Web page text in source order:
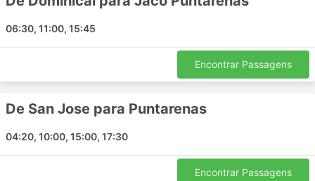
Viagem de Van: Prós e Contras
As vans podem ser o único meio de chegar a
vilarejos menores que não estão conectados por
As vans também podem transportá-lo para
algumas ilhas ligadas ao continente por grandes
balsas que não levam ônibus, mas podem
06:30, 11:00, 15:45
Encontrar Passagens
De San Jose para Puntarenas
04:20, 10:00, 15:00, 17:30
Encontrar Passagens